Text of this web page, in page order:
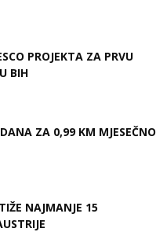
PROJEKTA ZA PRVU
BIH
ZA 0,99 KM MJESEČNO
NAJMANJE 15